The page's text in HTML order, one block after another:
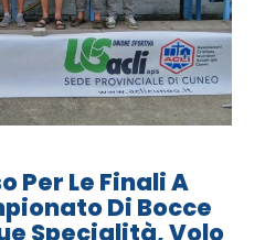
Per Le Finali A
Di Bocce
Specialità, Volo